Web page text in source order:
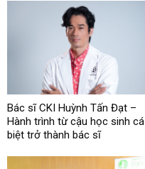
Bác sĩ CKI Huỳnh Tấn Đạt –
Hành trình từ cậu học sinh cá
biệt trở thành bác sĩ